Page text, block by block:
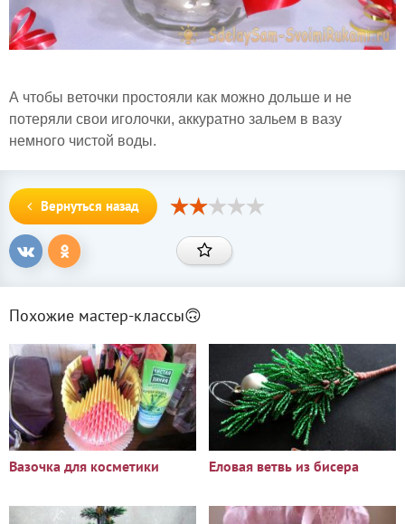
А чтобы веточки простояли как можно дольше и не
потеряли свои иголочки, аккуратно зальем в вазу
немного чистой воды.
Вернуться назад
Похожие мастер-классы🙃
Вазочка для косметики Еловая ветвь из бисера